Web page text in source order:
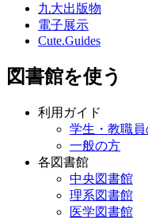
九大出版物
電子展示
Cute.Guides
図書館を使う
利用ガイド
学生・教職
一般の方
各図書館
中央図書館
理系図書館
医学図書館